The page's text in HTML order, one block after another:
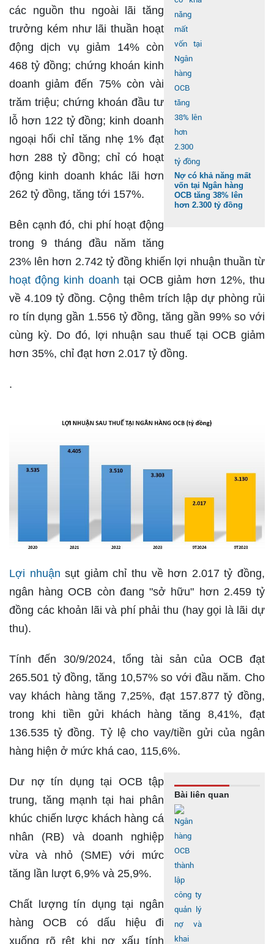
Nợ có khả năng mất
vốn tại Ngân hàng
OCB tăng 38% lên
hơn 2.300 tỷ đồng
các nguồn thu ngoài lãi tăng
trưởng kém như lãi thuần hoạt
động dịch vụ giảm 14% còn
468 tỷ đồng; chứng khoán kinh
doanh giảm đến 75% còn vài
trăm triệu; chứng khoán đầu tư
lỗ hơn 122 tỷ đồng; kinh doanh
ngoại hối chỉ tăng nhẹ 1% đạt
hơn 288 tỷ đồng; chỉ có hoạt
động kinh doanh khác lãi hơn
262 tỷ đồng, tăng tới 157%.
Bên cạnh đó, chi phí hoạt động
trong 9 tháng đầu năm tăng
23% lên hơn 2.742 tỷ đồng khiến lợi nhuận thuần từ
hoạt động kinh doanh tại OCB giảm hơn 12%, thu
về 4.109 tỷ đồng. Cộng thêm trích lập dự phòng rủi
ro tín dụng gần 1.556 tỷ đồng, tăng gần 99% so với
cùng kỳ. Do đó, lợi nhuận sau thuế tại OCB giảm
hơn 35%, chỉ đạt hơn 2.017 tỷ đồng.
.
Lợi nhuận sụt giảm chỉ thu về hơn 2.017 tỷ đồng,
ngân hàng OCB còn đang "sở hữu" hơn 2.459 tỷ
đồng các khoản lãi và phí phải thu (hay gọi là lãi dự
thu).
Tính đến 30/9/2024, tổng tài sản của OCB đạt
265.501 tỷ đồng, tăng 10,57% so với đầu năm. Cho
vay khách hàng tăng 7,25%, đạt 157.877 tỷ đồng,
trong khi tiền gửi khách hàng tăng 8,41%, đạt
136.535 tỷ đồng. Tỷ lệ cho vay/tiền gửi của ngân
hàng hiện ở mức khá cao, 115,6%.
Bài liên quan
Dư nợ tín dụng tại OCB tập
trung, tăng mạnh tại hai phân
khúc chiến lược khách hàng cá
nhân (RB) và doanh nghiệp
vừa và nhỏ (SME) với mức
tăng lần lượt 6,9% và 25,9%.
Chất lượng tín dụng tại ngân
hàng OCB có dấu hiệu đi
xuống rõ rệt khi nợ xấu tính